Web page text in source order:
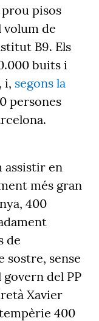
pisos
volum de
B9. Els
buits i
i, segons la
persones
assistir en
més gran
400
de
sostre, sense
del PP
Xavier
400